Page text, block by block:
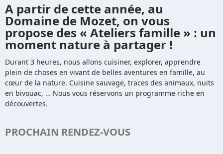
A partir de cette année, au
Domaine de Mozet, on vous
propose des « Ateliers famille » : un
moment nature à partager !
Durant 3 heures, nous allons cuisiner, explorer, apprendre
plein de choses en vivant de belles aventures en famille, au
cœur de la nature. Cuisine sauvage, traces des animaux, nuits
en bivouac, … Nous vous réservons un programme riche en
découvertes.
PROCHAIN RENDEZ-VOUS